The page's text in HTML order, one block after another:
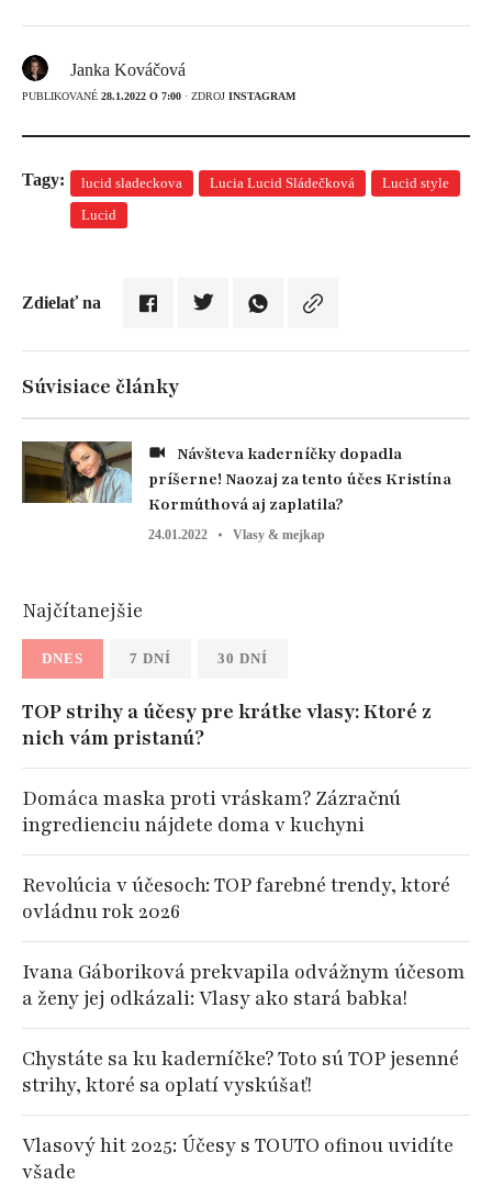
Janka Kováčová
PUBLIKOVANÉ 28.1.2022 O 7:00 · ZDROJ INSTAGRAM
Tagy: lucid sladeckova Lucia Lucid Sládečková
Lucid style
Lucid
Zdielať na
Súvisiace články
príšerne! Naozaj za tento účes Kristína
Kormúthová aj zaplatila?
24.01.2022 Vlasy & mejkap
Najčítanejšie
DNES 7 DNÍ 30 DNÍ
TOP strihy a účesy pre krátke vlasy: Ktoré z
nich vám pristanú?
Domáca maska proti vráskam? Zázračnú
ingredienciu nájdete doma v kuchyni
Revolúcia v účesoch: TOP farebné trendy, ktoré
ovládnu rok 2026
Ivana Gáboriková prekvapila odvážnym účesom
a ženy jej odkázali: Vlasy ako stará babka!
Chystáte sa ku kaderníčke? Toto sú TOP jesenné
strihy, ktoré sa oplatí vyskúšať!
Vlasový hit 2025: Účesy s TOUTO ofinou uvidíte
všade